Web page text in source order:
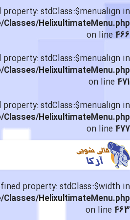
property: stdClass::$menualign in
HelixultimateMenu.php
on line466
property: stdClass::$menualign in
HelixultimateMenu.php
on line471
property: stdClass::$menualign in
HelixultimateMenu.php
on line477
property: stdClass::$width in
HelixultimateMenu.php
on line463